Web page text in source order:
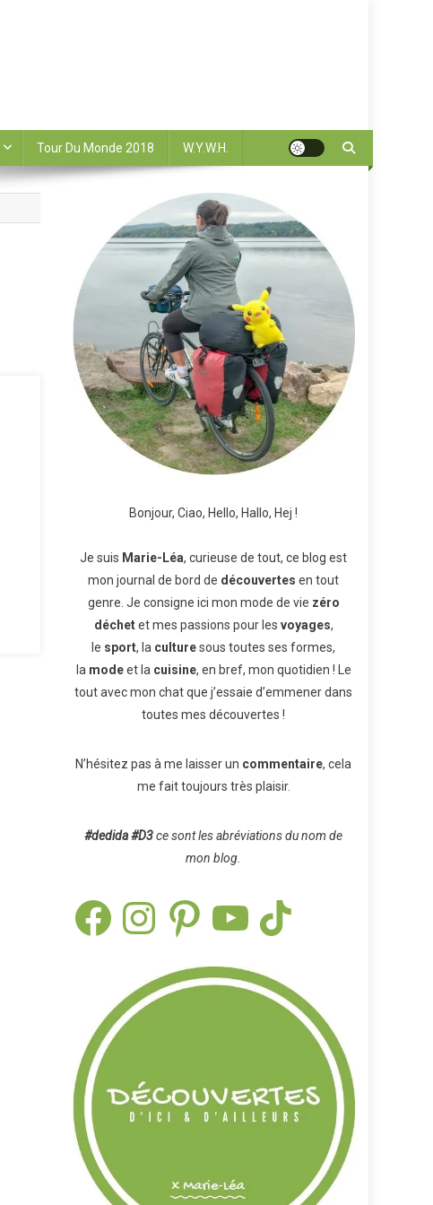
Tour Du Monde 2018 W.Y.W.H.
Bonjour, Ciao, Hello, Hallo, Hej !
Je suis Marie-Léa, curieuse de tout, ce blog est
mon journal de bord de découvertes en tout
genre. Je consigne ici mon mode de vie zéro
déchetet mes passions pour les voyages,
le sport, la culturesous toutes ses formes,
la modeet la cuisine, en bref, mon quotidien ! Le
tout avec mon chat que j’essaie d’emmener dans
toutes mes découvertes !
N’hésitez pas à me laisser un commentaire, cela
me fait toujours très plaisir.
#dedida#D3ce sont les abréviations du nom de
mon blog.
FacebookInstagramPinterest TikTok